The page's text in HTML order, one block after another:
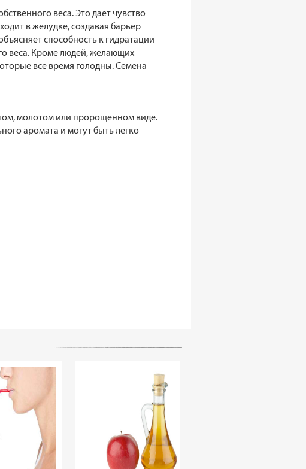
веса. Это дает чувство
в желудке, создавая барьер
способность к гидратации
веса. Кроме людей, желающих
все время голодны. Семена
молотом или пророщенном виде.
аромата и могут быть легко